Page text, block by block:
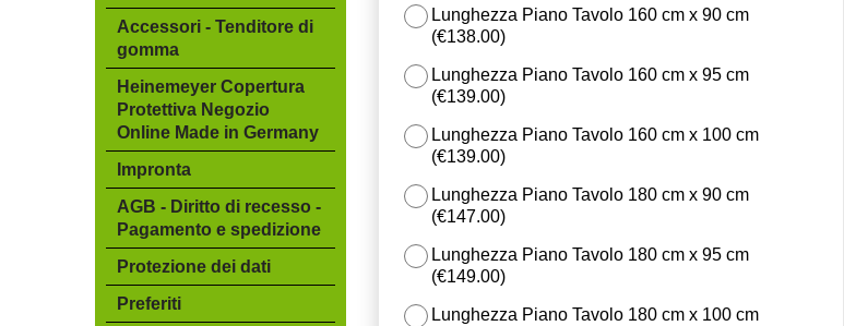
Accessori - Tenditore di
gomma
Heinemeyer Copertura
Protettiva Negozio
Online Made in Germany
Impronta
AGB - Diritto di recesso -
Pagamento e spedizione
Protezione dei dati
Preferiti
Lunghezza Piano Tavolo 160 cm x 90 cm
(€138.00)
Lunghezza Piano Tavolo 160 cm x 95 cm
(€139.00)
Lunghezza Piano Tavolo 160 cm x 100 cm
(€139.00)
Lunghezza Piano Tavolo 180 cm x 90 cm
(€147.00)
Lunghezza Piano Tavolo 180 cm x 95 cm
(€149.00)
Lunghezza Piano Tavolo 180 cm x 100 cm